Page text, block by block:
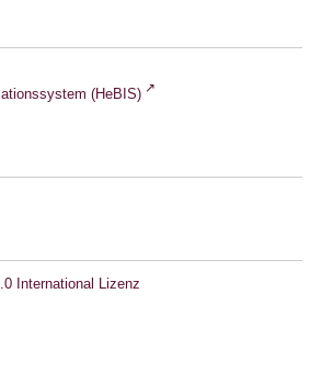
(HeBIS)
International Lizenz